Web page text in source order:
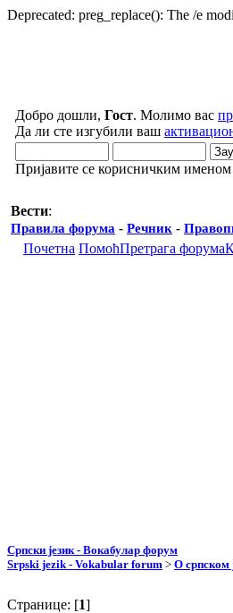
Deprecated: preg_replace(): The /e
Добро дошли, Гост. Молимо вас
Да ли сте изгубили ваш
Пријавите се корисничким
Вести:
Правила форума - Речник -
Почетна ПомоћПретрага форума
Српски језик - Вокабулар форум
Srpski jezik - Vokabular forum > О српском
Странице: [1]